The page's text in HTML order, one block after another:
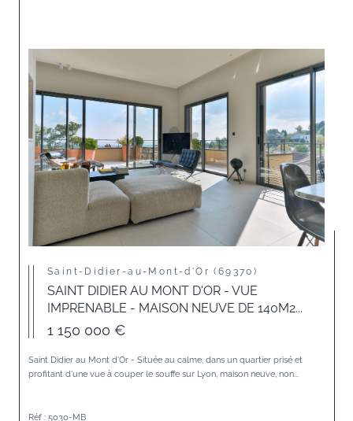
Saint-Didier-au-Mont-d'Or (69370)
SAINT DIDIER AU MONT D'OR - VUE
IMPRENABLE - MAISON NEUVE DE 140M2...
1 150 000 €
Saint Didier au Mont d'Or - Située au calme, dans un quartier prisé et
profitant d'une vue à couper le souffe sur Lyon, maison neuve, non...
Réf : 5030-MB